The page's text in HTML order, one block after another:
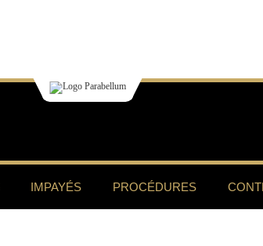
IMPAYÉS PROCÉDURES